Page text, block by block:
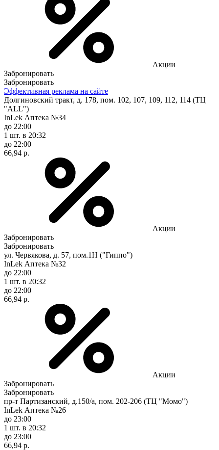
Акции
Забронировать
Забронировать
Эффективная реклама на сайте
Долгиновский тракт, д. 178, пом. 102, 107, 109, 112, 114 (ТЦ
"ALL")
InLek Аптека №34
до 22:00
1 шт. в 20:32
до 22:00
66,94 р.
Акции
Забронировать
Забронировать
ул. Червякова, д. 57, пом.1Н ("Гиппо")
InLek Аптека №32
до 22:00
1 шт. в 20:32
до 22:00
66,94 р.
Акции
Забронировать
Забронировать
пр-т Партизанский, д.150/а, пом. 202-206 (ТЦ "Момо")
InLek Аптека №26
до 23:00
1 шт. в 20:32
до 23:00
66,94 р.